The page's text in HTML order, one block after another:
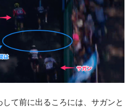
て前に出るころには、サガンと